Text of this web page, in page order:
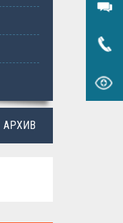
АРХИВ